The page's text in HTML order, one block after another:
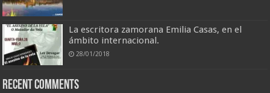
La escritora zamorana Emilia Casas, en el
ámbito internacional.
28/01/2018
Recent Comments